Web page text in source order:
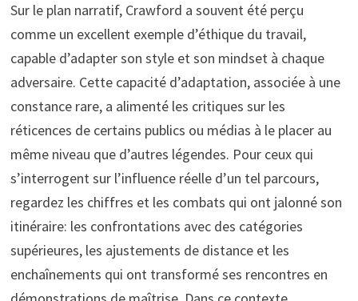
Sur le plan narratif, Crawford a souvent été perçu
comme un excellent exemple d’éthique du travail,
capable d’adapter son style et son mindset à chaque
adversaire. Cette capacité d’adaptation, associée à une
constance rare, a alimenté les critiques sur les
réticences de certains publics ou médias à le placer au
même niveau que d’autres légendes. Pour ceux qui
s’interrogent sur l’influence réelle d’un tel parcours,
regardez les chiffres et les combats qui ont jalonné son
itinéraire: les confrontations avec des catégories
supérieures, les ajustements de distance et les
enchaînements qui ont transformé ses rencontres en